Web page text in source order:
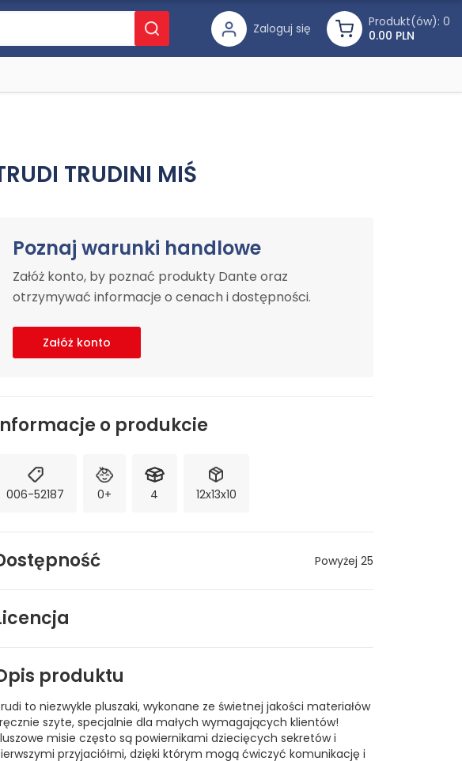
Produkt(ów): 0
0.00 PLN
Zaloguj się
TRUDINI MIŚ
Poznaj warunki handlowe
Załóż konto, by poznać produkty Dante oraz
otrzymywać informacje o cenach i dostępności.
Załóż konto
o produkcie
006-52187 0+ 4 12x13x10
Powyżej 25
produktu
to niezwykle pluszaki, wykonane ze świetnej jakości materiałów
szyte, specjalnie dla małych wymagających klientów!
misie często są powiernikami dziecięcych sekretów i
przyjaciółmi, dzięki którym mogą ćwiczyć komunikację i